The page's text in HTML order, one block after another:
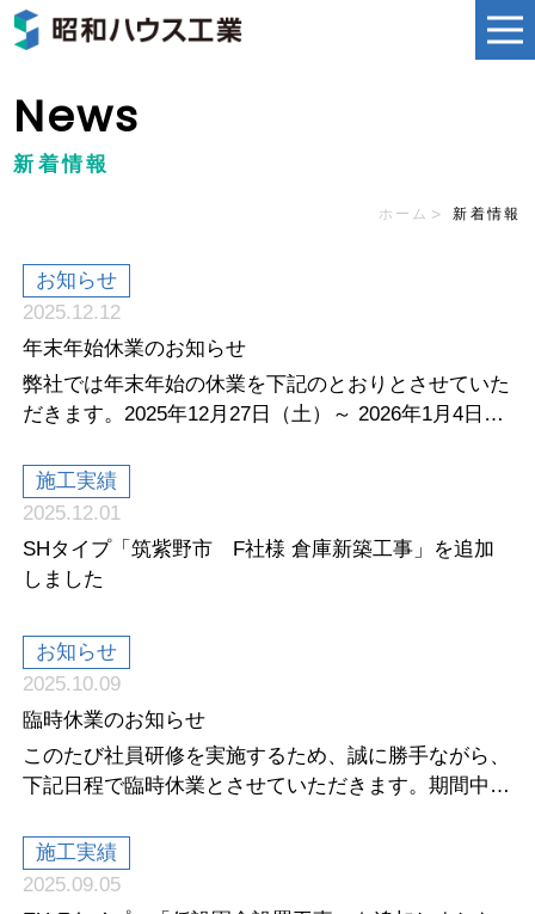
News
新着情報
ホーム 新着情報
お知らせ
2025.12.12
年末年始休業のお知らせ
弊社では年末年始の休業を下記のとおりとさせていた
だきます。2025年12月27日（土）～ 2026年1月4日
施工実績
2025.12.01
SHタイプ「筑紫野市 F社様 倉庫新築工事」を追加
しました
お知らせ
2025.10.09
臨時休業のお知らせ
このたび社員研修を実施するため、誠に勝手ながら、
下記日程で臨時休業とさせていただきます。期間中ご
施工実績
2025.09.05